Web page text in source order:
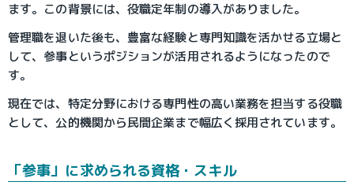
ます。この背景には、役職定年制の導入がありました。
管理職を退いた後も、豊富な経験と専門知識を活かせる立場と
して、参事というポジションが活用されるようになったので
す。
現在では、特定分野における専門性の高い業務を担当する役職
として、公的機関から民間企業まで幅広く採用されています。
「参事」に求められる資格・スキル